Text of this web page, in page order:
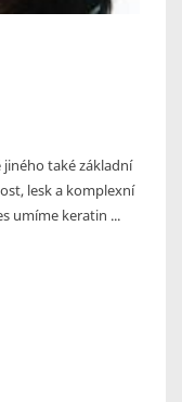
také základní
lesk a komplexní
umíme keratin ...